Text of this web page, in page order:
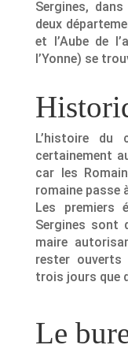
Sergines,
deux
et l’Aube de
l’Yonne) se
L’histoire du
certainement
car les
romaine passe
Les premiers
Sergines sont
maire
rester ouverts
trois jours que
Le